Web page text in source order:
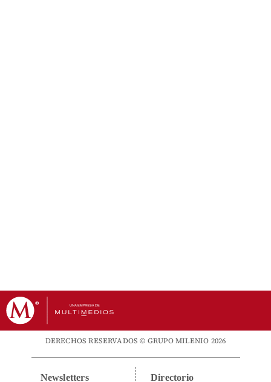
DERECHOS RESERVADOS © GRUPO MILENIO 2026
Newsletters Directorio